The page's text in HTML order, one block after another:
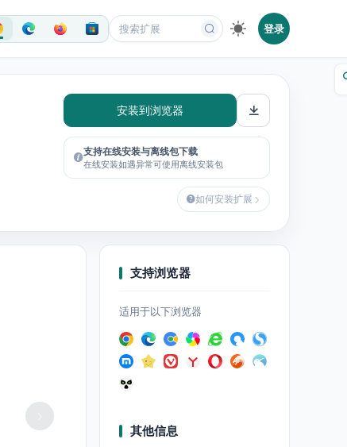
登录
安装到浏览器
支持在线安装与离线包下载
在线安装如遇异常可使用离线安装包
如何安装扩展
支持浏览器
适用于以下浏览器
其他信息